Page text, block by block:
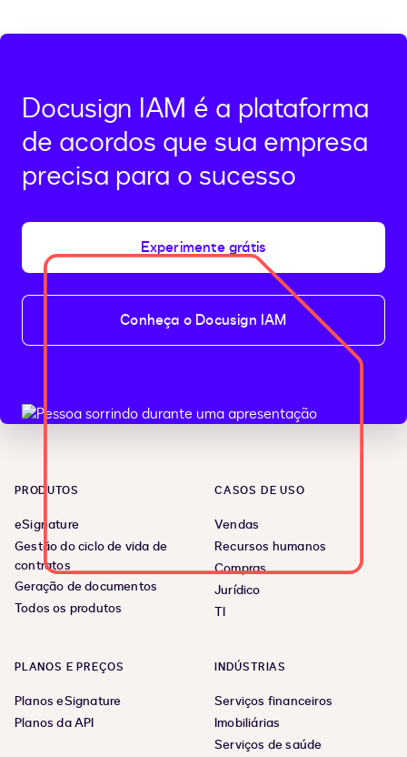
Docusign IAM é a plataforma
de acordos que sua empresa
precisa para o sucesso
Experimente grátis
Conheça o Docusign IAM
PRODUTOS
eSignature
Gestão do ciclo de vida de
contratos
Geração de documentos
Todos os produtos
CASOS DE USO
Vendas
Recursos humanos
Compras
Jurídico
TI
PLANOS E PREÇOS
Planos eSignature
Planos da API
INDÚSTRIAS
Serviços financeiros
Imobiliárias
Serviços de saúde